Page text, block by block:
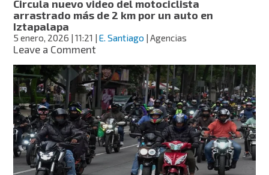
Circula nuevo video del motociclista
arrastrado más de 2 km por un auto en
Iztapalapa
5 enero, 2026 | 11:21 |E. Santiago | Agencias
Leave a Commenton
nuevo
video
del
motociclista
arrastrado
más
de
2
km